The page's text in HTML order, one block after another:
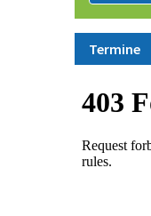
Termine